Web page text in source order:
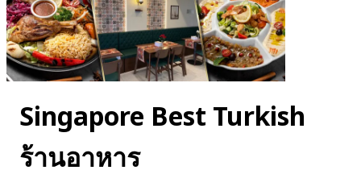
Singapore Best Turkish
ร้านอาหาร